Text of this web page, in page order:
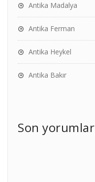
Antika Madalya
Antika Ferman
Antika Heykel
Antika Bakır
Son yorumlar